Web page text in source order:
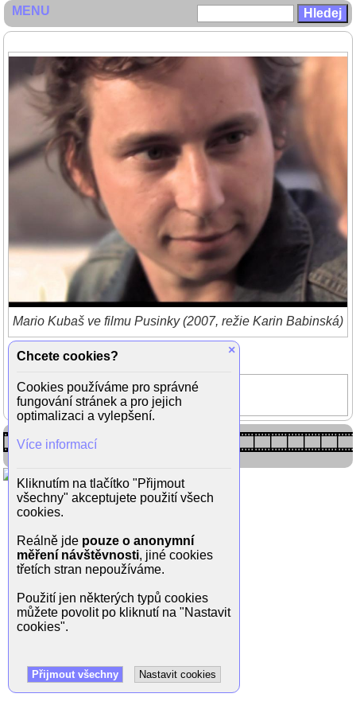
Mario Kubaš ve filmu Pusinky (2007, režie Karin Babinská)
Pusinky
Mario Kubaš
MENU
×
Chcete cookies?
Cookies používáme pro správné
fungování stránek a pro jejich
optimalizaci a vylepšení.
Více informací
Kliknutím na tlačítko "Přijmout
všechny" akceptujete použití všech
cookies.
Reálně jde pouze o anonymní
měření návštěvnosti, jiné cookies
třetích stran nepoužíváme.
Použití jen některých typů cookies
můžete povolit po kliknutí na "Nastavit
cookies".
Přijmout všechny Nastavit cookies